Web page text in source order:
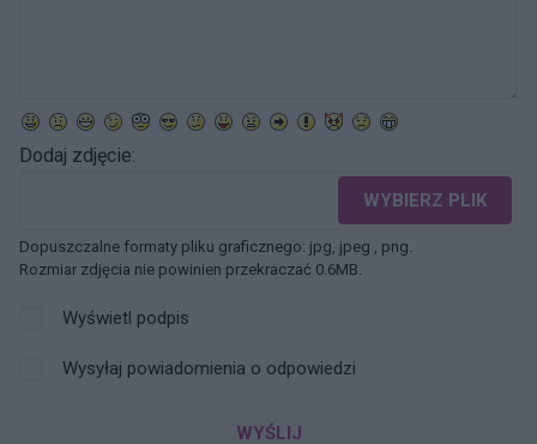
Dodaj zdjęcie:
WYBIERZ PLIK
Dopuszczalne formaty pliku graficznego: jpg, jpeg , png.
Rozmiar zdjęcia nie powinien przekraczać 0.6MB.
Wyświetl podpis
Wysyłaj powiadomienia o odpowiedzi
WYŚLIJ